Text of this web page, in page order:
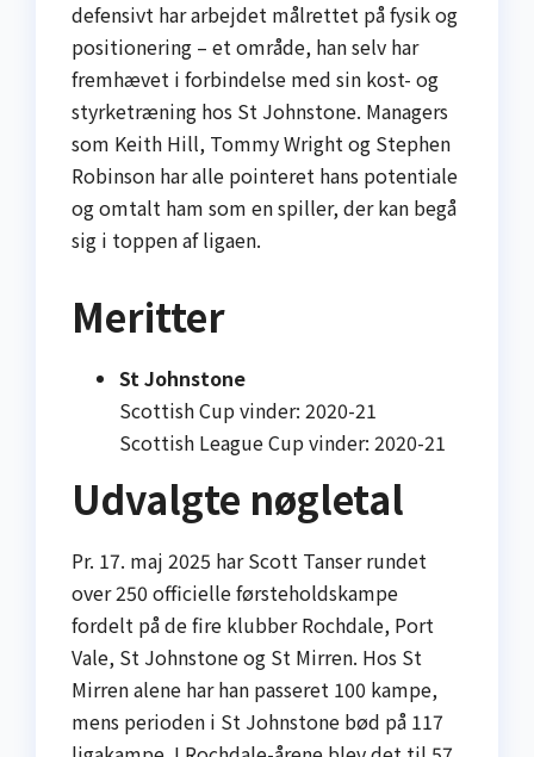
defensivt har arbejdet målrettet på fysik og
positionering – et område, han selv har
fremhævet i forbindelse med sin kost- og
styrketræning hos St Johnstone. Managers
som Keith Hill, Tommy Wright og Stephen
Robinson har alle pointeret hans potentiale
og omtalt ham som en spiller, der kan begå
sig i toppen af ligaen.
Meritter
St Johnstone
Scottish Cup vinder: 2020-21
Scottish League Cup vinder: 2020-21
Udvalgte nøgletal
Pr. 17. maj 2025 har Scott Tanser rundet
over 250 officielle førsteholdskampe
fordelt på de fire klubber Rochdale, Port
Vale, St Johnstone og St Mirren. Hos St
Mirren alene har han passeret 100 kampe,
mens perioden i St Johnstone bød på 117